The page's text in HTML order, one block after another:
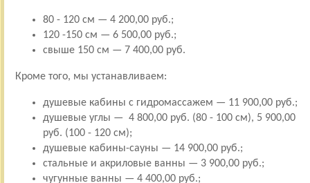
80 - 120 см — 4 200,00 руб.;
120 -150 см — 6 500,00 руб.;
свыше 150 см — 7 400,00 руб.
Кроме того, мы устанавливаем:
душевые кабины с гидромассажем — 11 900,00 руб.;
душевые углы — 4 800,00 руб. (80 - 100 см), 5 900,00
руб. (100 - 120 см);
душевые кабины-сауны — 14 900,00 руб.;
стальные и акриловые ванны — 3 900,00 руб.;
чугунные ванны — 4 400,00 руб.;